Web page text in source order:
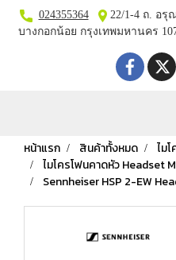
024355364
22/1-4 ถ. อรุ
บางกอกน้อย กรุงเทพมหานคร
หน้าแรก สินค้าทั้งหมด
ไม
ไมโครโฟนคาดหัว Headset
Sennheiser HSP 2-EW